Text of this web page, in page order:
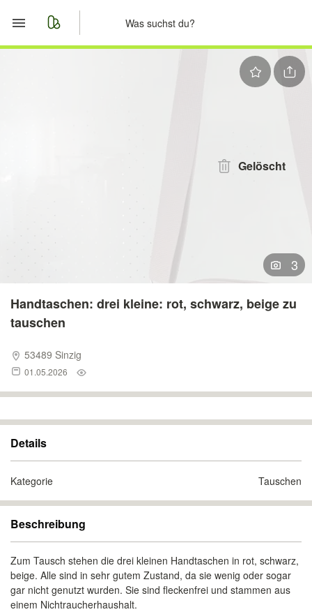
Gelöscht
3
Handtaschen: drei kleine: rot, schwarz, beige zu
tauschen
53489 Sinzig
01.05.2026
Details
Kategorie Tauschen
Beschreibung
Zum Tausch stehen die drei kleinen Handtaschen in rot, schwarz,
beige. Alle sind in sehr gutem Zustand, da sie wenig oder sogar
gar nicht genutzt wurden. Sie sind fleckenfrei und stammen aus
einem Nichtraucherhaushalt.